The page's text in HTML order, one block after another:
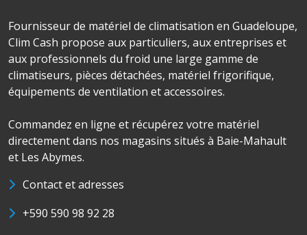
Fournisseur de matériel de climatisation en Guadeloupe,
Clim Cash propose aux particuliers, aux entreprises et
aux professionnels du froid une large gamme de
climatiseurs, pièces détachées, matériel frigorifique,
équipements de ventilation et accessoires.
Commandez en ligne et récupérez votre matériel
directement dans nos magasins situés à Baie-Mahault
et Les Abymes.
Contact et adresses
+590 590 98 92 28